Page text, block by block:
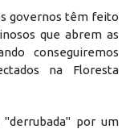
governos têm feito
que abrem as
conseguiremos
na Floresta
por um